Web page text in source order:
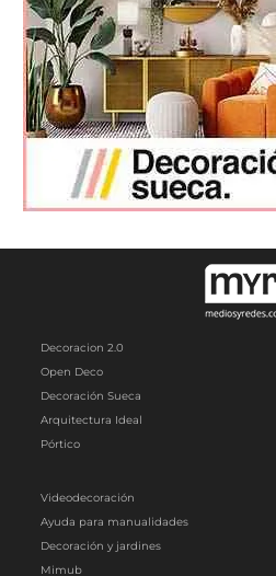
Decoracion 2.0
Open Deco
Decoración Sueca
Arquitectura Ideal
Pórtico
Videodecoración
Ayuda para manualidades
Decoración y jardines
Mimub